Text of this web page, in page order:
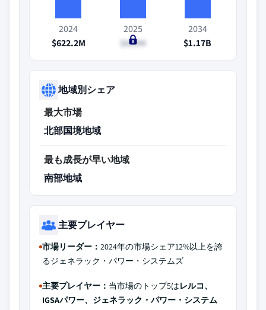
2024
$622.2M
2025
$659M
2034
$1.17B
地域別シェア
最大市場
北部国境地域
最も成長が早い地域
南部地域
主要プレイヤー
市場リーダー： 2024年の市場シェア12%以上を誇
るジェネラック・パワー・システムズ
主要プレイヤー： 当市場のトップ5はレルコ、
IGSAパワー、ジェネラック・パワー・システム